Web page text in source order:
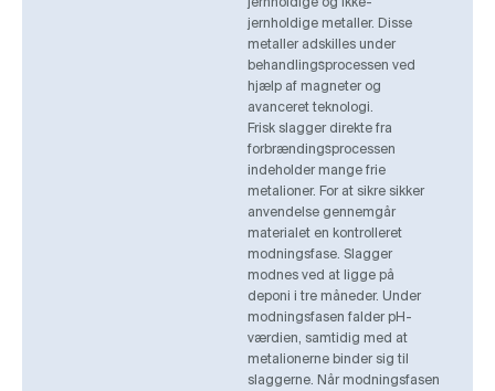
jernholdige metaller. Disse
metaller adskilles under
behandlingsprocessen ved
hjælp af magneter og
avanceret teknologi.
Frisk slagger direkte fra
forbrændingsprocessen
indeholder mange frie
metalioner. For at sikre sikker
anvendelse gennemgår
materialet en kontrolleret
modningsfase. Slagger
modnes ved at ligge på
deponi i tre måneder. Under
modningsfasen falder pH-
værdien, samtidig med at
metalionerne binder sig til
slaggerne. Når modningsfasen